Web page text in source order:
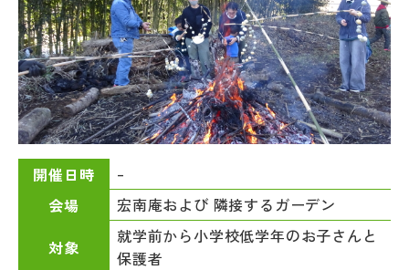
開催日時
–
会場
宏南庵および 隣接するガーデン
対象
就学前から小学校低学年のお子さんと
保護者